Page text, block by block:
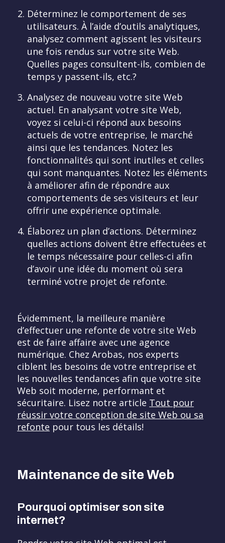
Déterminez le comportement de ses
utilisateurs. À l’aide d’outils analytiques,
analysez comment agissent les visiteurs
une fois rendus sur votre site Web.
Quelles pages consultent-ils, combien de
temps y passent-ils, etc.?
Analysez de nouveau votre site Web
actuel. En analysant votre site Web,
voyez si celui-ci répond aux besoins
actuels de votre entreprise, le marché
ainsi que les tendances. Notez les
fonctionnalités qui sont inutiles et celles
qui sont manquantes. Notez les éléments
à améliorer afin de répondre aux
comportements de ses visiteurs et leur
offrir une expérience optimale.
Élaborez un plan d’actions. Déterminez
quelles actions doivent être effectuées et
le temps nécessaire pour celles-ci afin
d’avoir une idée du moment où sera
terminé votre projet de refonte.
Évidemment, la meilleure manière
d’effectuer une refonte de votre site Web
est de faire affaire avec une agence
numérique. Chez Arobas, nos experts
ciblent les besoins de votre entreprise et
les nouvelles tendances afin que votre site
Web soit moderne, performant et
sécuritaire. Lisez notre article Tout pour
réussir votre conception de site Web ou sa
refonte pour tous les détails!
Maintenance de site Web
Pourquoi optimiser son site
internet?